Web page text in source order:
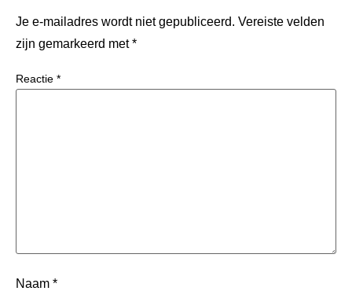
Je e-mailadres wordt niet gepubliceerd. Vereiste velden
zijn gemarkeerd met*
Reactie *
Naam *